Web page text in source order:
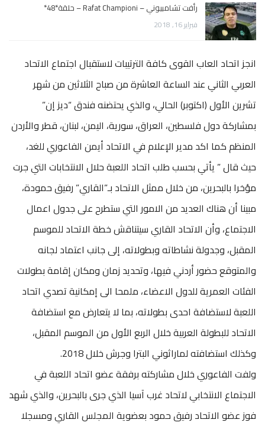
رأفت تشامبيوني – Rafat Championi – حلقة*48*
فبراير 16, 2018
انجز اتحاد العاب القوى كافة الترتيبات لاستقبال اجتماع الاتحاد
العربي الثاني عند الساعة العاشرة من صباح الثلاثين من شهر
تشرين الأول (اكتوبر) الحالي، والذي يحتضنه فندق “ديز إن”
بمشاركة دول فلسطين، العراق، سورية، اليمن، لبنان، قطر والأردن
المنظم كما اكد مدير الإعلام في الاتحاد أيمن الفاعوري للغد،
حيث قال ” يأتي بحسب طلب اتحاد اللعبة حلال الانتخابات التي جرت
مؤخرا بالبحرين، من خلال ممثل الاتحاد بـ”القاري” رفيق حمودة،
مبينا أن هناك العديد من الامور التي ستطرح على جدول اعمال
الاجتماع، وأن الاتحاد القاري سيتناقش خطة الاتحاد للموسم
المقبل، وجدولة نشاطاته وبطولاته، إلى جانب اعتماد لجانه
والمتوقع حضور أردني فيها، وتحديد زمان ومكان إقامة بطولات
الفئات العمرية للدول الاعضاء، ملمحا الى إمكانية تصدي اتحاد
اللعبة لاستضافة احدى بطولاته، بما لا يتعارض مع استضافة
الاتحاد للبطولة العربية خلال الربع الأول من الموسم المقبل،
وكذلك استضافته لماراثوني البترا وجرش خلال 2018.
ولفت الفاعوري خلال مشاركته برفقة عضو اتحاد اللعبة في
الاجتماع الانتخابي لاتحاد غرب آسيا الذي جرى بالبحرين، والذي شهد
فوز عضو الاتحاد رفيق حمود بعضوية المجلس القاري ومسجلا